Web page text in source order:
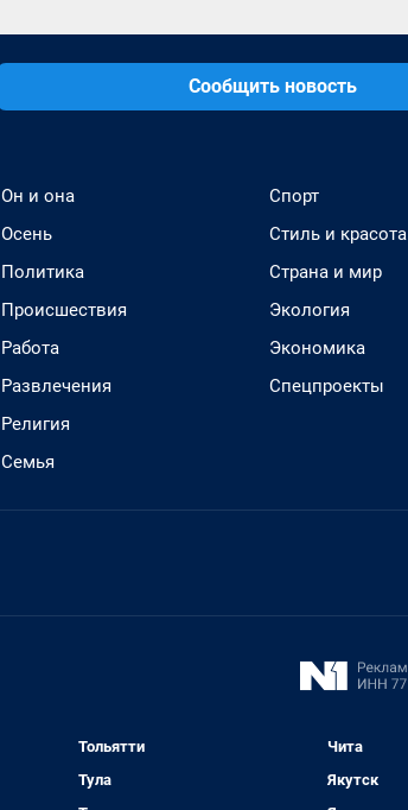
Сообщить новость
Он и она
Осень
Политика
Происшествия
Работа
Развлечения
Религия
Семья
Спорт
Стиль и красота
Страна и мир
Экология
Экономика
Спецпроекты
Тольятти
Тула
Чита
Якутск